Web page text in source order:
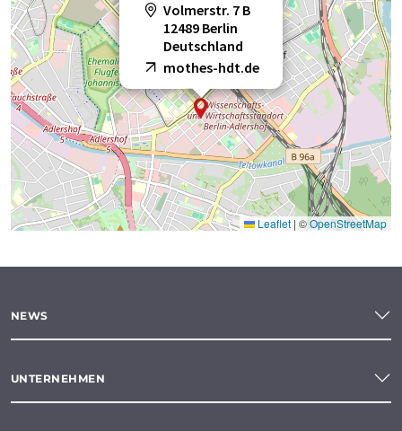
Volmerstr. 7 B
12489 Berlin
Deutschland
mothes-hdt.de
Leaflet | ©OpenStreetMap
NEWS
UNTERNEHMEN